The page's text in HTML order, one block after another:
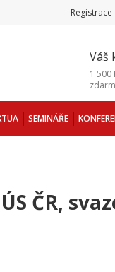
Registrace
Váš
1 500
SEMINÁŘE
ČR,